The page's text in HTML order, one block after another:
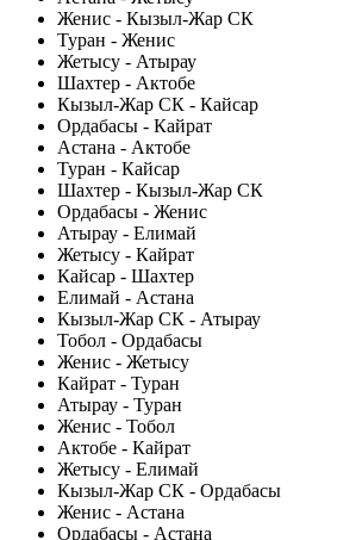
Женис - Кызыл-Жар СК
Туран - Женис
Жетысу - Атырау
Шахтер - Актобе
Кызыл-Жар СК - Кайсар
Ордабасы - Кайрат
Астана - Актобе
Туран - Кайсар
Шахтер - Кызыл-Жар СК
Ордабасы - Женис
Атырау - Елимай
Жетысу - Кайрат
Кайсар - Шахтер
Елимай - Астана
Кызыл-Жар СК - Атырау
Тобол - Ордабасы
Женис - Жетысу
Кайрат - Туран
Атырау - Туран
Женис - Тобол
Актобе - Кайрат
Жетысу - Елимай
Кызыл-Жар СК - Ордабасы
Женис - Астана
Ордабасы - Астана